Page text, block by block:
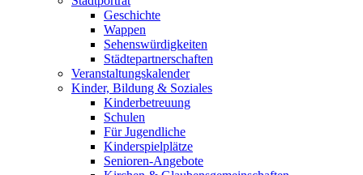
Geschichte
Wappen
Sehenswürdigkeiten
Städtepartnerschaften
Veranstaltungskalender
Kinder, Bildung & Soziales
Kinderbetreuung
Schulen
Für Jugendliche
Kinderspielplätze
Senioren-Angebote